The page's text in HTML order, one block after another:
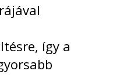
így a